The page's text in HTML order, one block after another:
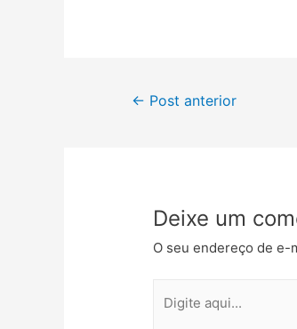
← Post anterior
Deixe um
O seu endereço de e-